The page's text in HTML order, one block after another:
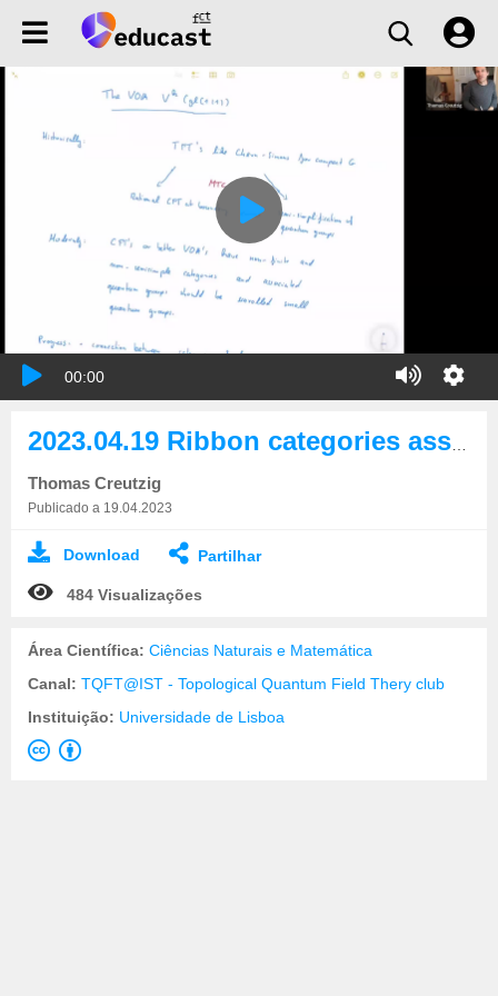
00:00
Thomas Creutzig
Publicado a 19.04.2023
Download Partilhar
484 Visualizações
Área Científica: Ciências Naturais e Matemática
Canal: TQFT@IST - Topological Quantum Field Thery club
Instituição: Universidade de Lisboa